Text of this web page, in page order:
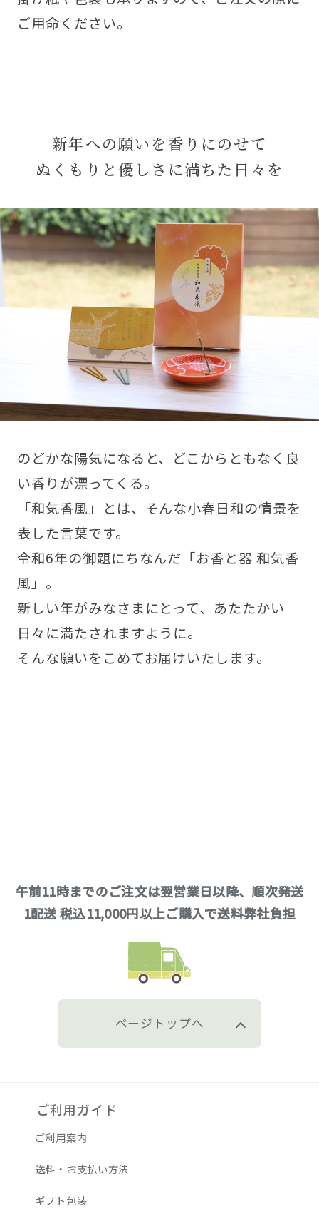
ご用命ください。
新年への願いを香りにのせて
ぬくもりと優しさに満ちた日々を
のどかな陽気になると、どこからともなく良
い香りが漂ってくる。
「和気香風」とは、そんな小春日和の情景を
表した言葉です。
令和6年の御題にちなんだ「お香と器 和気香
風」。
新しい年がみなさまにとって、あたたかい
日々に満たされますように。
そんな願いをこめてお届けいたします。
午前11時までのご注文は翌営業日以降、順次発送
1配送 税込11,000円以上ご購入で送料弊社負担
ページトップへ
ご利用ガイド
ご利用案内
送料・お支払い方法
ギフト包装